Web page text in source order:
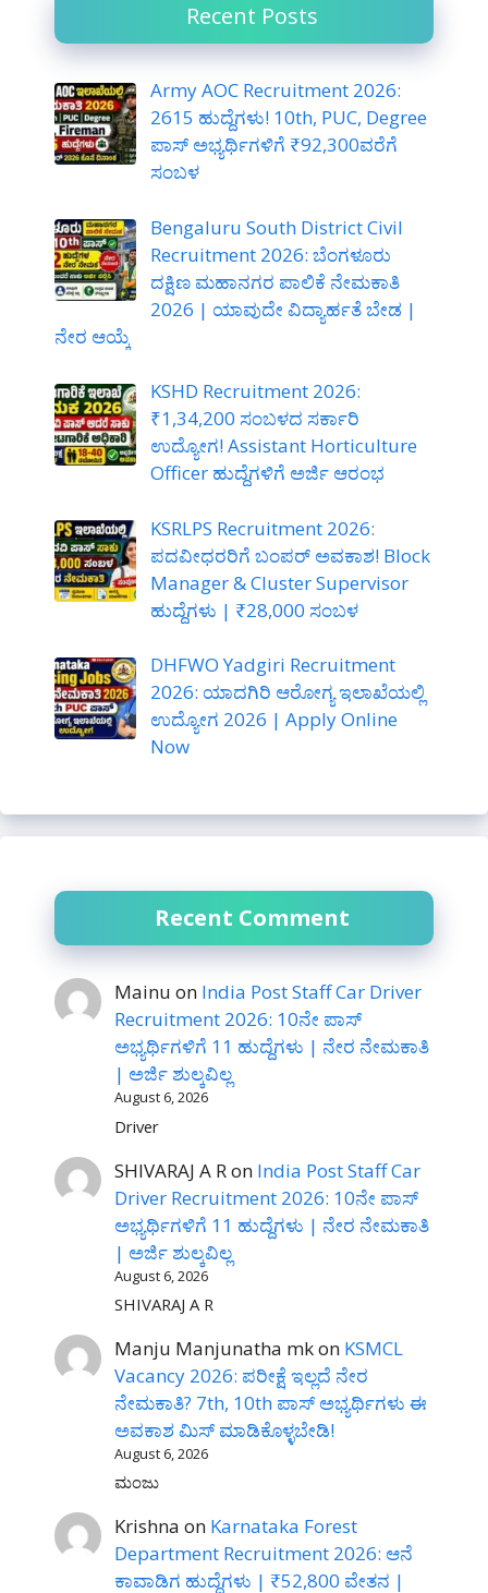
Recent Posts
Army AOC Recruitment 2026:
2615 ಹುದ್ದೆಗಳು! 10th, PUC, Degree
ಪಾಸ್ ಅಭ್ಯರ್ಥಿಗಳಿಗೆ ₹92,300ವರೆಗೆ
ಸಂಬಳ
Bengaluru South District Civil
Recruitment 2026: ಬೆಂಗಳೂರು
ದಕ್ಷಿಣ ಮಹಾನಗರ ಪಾಲಿಕೆ ನೇಮಕಾತಿ
2026 | ಯಾವುದೇ ವಿದ್ಯಾರ್ಹತೆ ಬೇಡ |
ನೇರ ಆಯ್ಕೆ
KSHD Recruitment 2026:
₹1,34,200 ಸಂಬಳದ ಸರ್ಕಾರಿ
ಉದ್ಯೋಗ! Assistant Horticulture
Officer ಹುದ್ದೆಗಳಿಗೆ ಅರ್ಜಿ ಆರಂಭ
KSRLPS Recruitment 2026:
ಪದವೀಧರರಿಗೆ ಬಂಪರ್ ಅವಕಾಶ! Block
Manager & Cluster Supervisor
ಹುದ್ದೆಗಳು | ₹28,000 ಸಂಬಳ
DHFWO Yadgiri Recruitment
2026: ಯಾದಗಿರಿ ಆರೋಗ್ಯ ಇಲಾಖೆಯಲ್ಲಿ
ಉದ್ಯೋಗ 2026 | Apply Online
Now
Recent Comment
Mainu on India Post Staff Car Driver
Recruitment 2026: 10ನೇ ಪಾಸ್
ಅಭ್ಯರ್ಥಿಗಳಿಗೆ 11 ಹುದ್ದೆಗಳು | ನೇರ ನೇಮಕಾತಿ
| ಅರ್ಜಿ ಶುಲ್ಕವಿಲ್ಲ
August 6, 2026
Driver
SHIVARAJ A Ron India Post Staff Car
Driver Recruitment 2026: 10ನೇ ಪಾಸ್
ಅಭ್ಯರ್ಥಿಗಳಿಗೆ 11 ಹುದ್ದೆಗಳು | ನೇರ ನೇಮಕಾತಿ
| ಅರ್ಜಿ ಶುಲ್ಕವಿಲ್ಲ
August 6, 2026
SHIVARAJ A R
Manju Manjunatha mkon KSMCL
Vacancy 2026: ಪರೀಕ್ಷೆ ಇಲ್ಲದೆ ನೇರ
ನೇಮಕಾತಿ? 7th, 10th ಪಾಸ್ ಅಭ್ಯರ್ಥಿಗಳು ಈ
ಅವಕಾಶ ಮಿಸ್ ಮಾಡಿಕೊಳ್ಳಬೇಡಿ!
August 6, 2026
ಮಂಜು
Krishna on Karnataka Forest
Department Recruitment 2026: ಆನೆ
ಕಾವಾಡಿಗ ಹುದ್ದೆಗಳು | ₹52,800 ವೇತನ |